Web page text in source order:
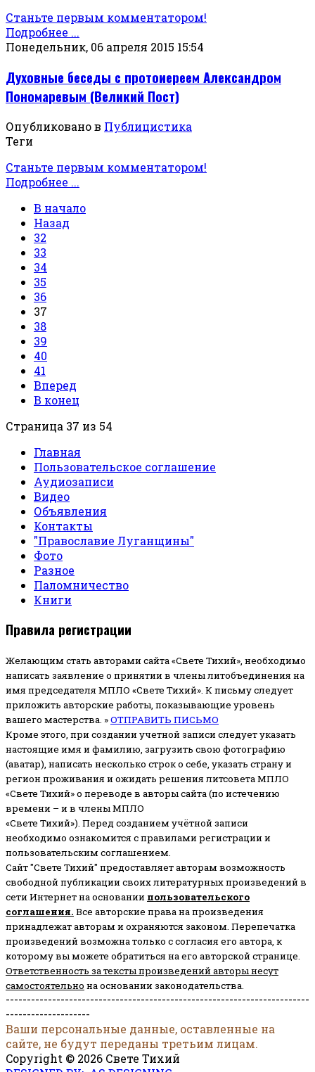
Станьте первым комментатором!
Подробнее ...
Понедельник, 06 апреля 2015 15:54
Духовные беседы с протоиереем Александром
Пономаревым (Великий Пост)
Опубликовано в Публицистика
Теги
Станьте первым комментатором!
Подробнее ...
В начало
Назад
32
33
34
35
36
37
38
39
40
41
Вперед
В конец
Страница 37 из 54
Главная
Пользовательское соглашение
Аудиозаписи
Видео
Объявления
Контакты
"Православие Луганщины"
Фото
Разное
Паломничество
Книги
Правила регистрации
Желающим стать авторами сайта «Свете Тихий», необходимо
написать заявление о принятии в члены литобъединения на
имя председателя МПЛО «Свете Тихий». К письму следует
приложить авторские работы, показывающие уровень
вашего мастерства. »ОТПРАВИТЬ ПИСЬМО
Кроме этого, при создании учетной записи следует указать
настоящие имя и фамилию, загрузить свою фотографию
(аватар), написать несколько строк о себе, указать страну и
регион проживания и ожидать решения литсовета МПЛО
«Свете Тихий» о переводе в авторы сайта (по истечению
времени – и в члены МПЛО
«Свете Тихий»). Перед созданием учётной записи
необходимо ознакомится с правилами регистрации и
пользовательским соглашением.
Сайт "Свете Тихий" предоставляет авторам возможность
свободной публикации своих литературных произведений в
сети Интернет на основании пользовательского
соглашения. Все авторские права на произведения
принадлежат авторам и охраняются законом. Перепечатка
произведений возможна только с согласия его автора, к
которому вы можете обратиться на его авторской странице.
Ответственность за тексты произведений авторы несут
самостоятельно на основании законодательства.
------------------------------------------------------------------------
--------------------
Ваши персональные данные, оставленные на
сайте, не будут переданы третьим лицам.
Copyright © 2026 Свете Тихий